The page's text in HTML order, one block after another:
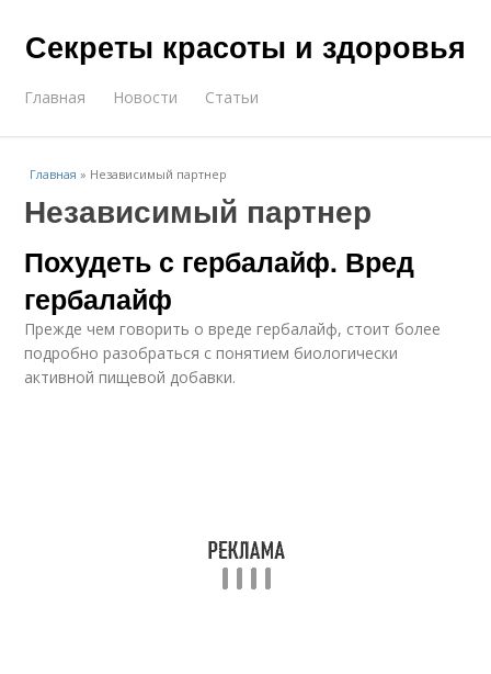
Секреты красоты и здоровья
Главная Новости Статьи
Главная » Независимый партнер
Независимый партнер
Похудеть с гербалайф. Вред
гербалайф
Прежде чем говорить о вреде гербалайф, стоит более
подробно разобраться с понятием биологически
активной пищевой добавки.